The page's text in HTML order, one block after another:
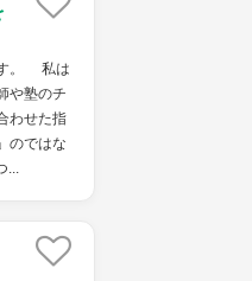
す。 私は
や塾のチ
わせた指
のではな
...